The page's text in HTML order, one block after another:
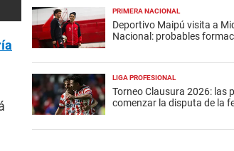
PRIMERA NACIONAL
Deportivo Maipú visita a
Nacional: probables
LIGA PROFESIONAL
Torneo Clausura 2026: las
comenzar la disputa de la